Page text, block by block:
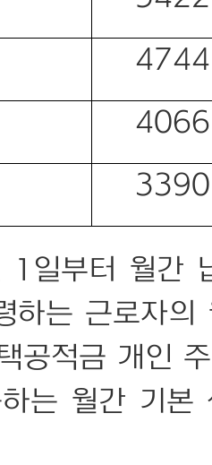
4744
4066
3390
일부터 월간
하는 근로자
공적금 개인
는 월간 기